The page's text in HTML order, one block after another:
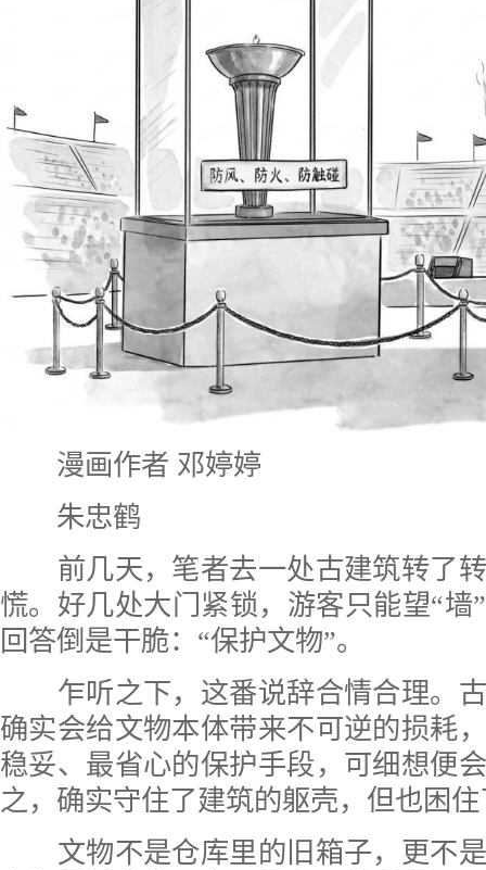
漫画作者 邓婷婷
朱忠鹤
前几天，笔者去一处古建筑转了转
慌。好几处大门紧锁，游客只能望“墙
回答倒是干脆：“保护文物”。
乍听之下，这番说辞合情合理。古
确实会给文物本体带来不可逆的损耗
稳妥、最省心的保护手段，可细想便
之，确实守住了建筑的躯壳，但也困
文物不是仓库里的旧箱子，更不是